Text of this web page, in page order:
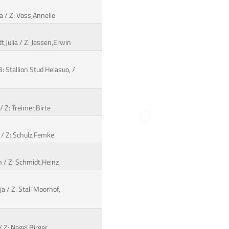
/ Z: Voss,Annelie
/ Z: Jessen,Erwin
Stud Helasuo, /
Z: Treimer,Birte
Z: Schulz,Femke
Z: Schmidt,Heinz
/ Z: Stall Moorhof,